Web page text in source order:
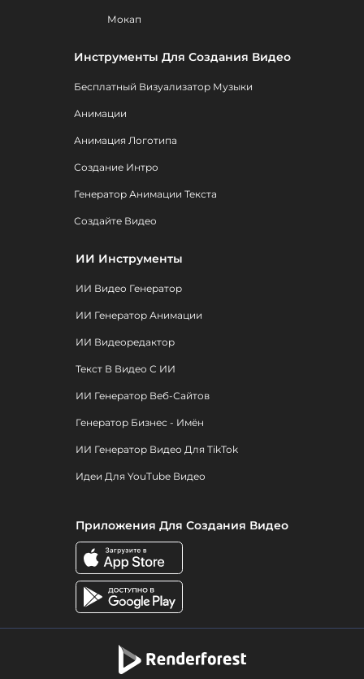
Мокап
Инструменты Для Создания Видео
Бесплатный Визуализатор Музыки
Анимации
Анимация Логотипа
Создание Интро
Генератор Анимации Текста
Создайте Видео
ИИ Инструменты
ИИ Видео Генератор
ИИ Генератор Анимации
ИИ Видеоредактор
Текст В Видео С ИИ
ИИ Генератор Веб-Сайтов
Генератор Бизнес - Имён
ИИ Генератор Видео Для TikTok
Идеи Для YouTube Видео
Приложения Для Создания Видео